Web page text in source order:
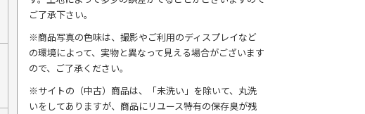
ご了承下さい。
※商品写真の色味は、撮影やご利用のディスプレイなど
の環境によって、実物と異なって見える場合がございます
ので、ご了承ください。
※サイトの（中古）商品は、「未洗い」を除いて、丸洗
いをしてありますが、商品にリユース特有の保存臭が残